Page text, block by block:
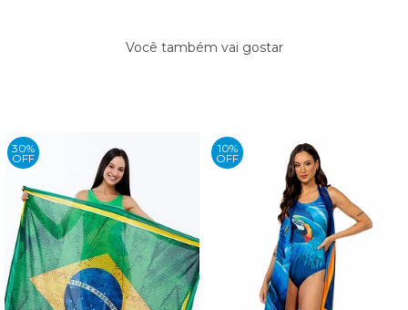
Você também vai gostar
30%
OFF
10%
OFF